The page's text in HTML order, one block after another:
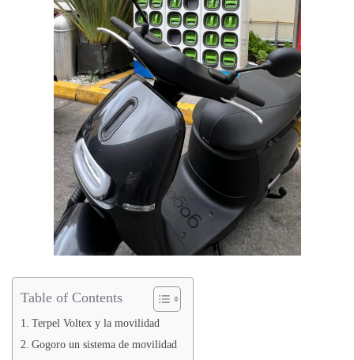
Table of Contents
Terpel Voltex y la movilidad
Gogoro un sistema de movilidad